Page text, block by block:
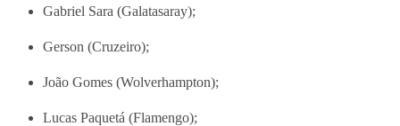
Gabriel Sara (Galatasaray);
Gerson (Cruzeiro);
João Gomes (Wolverhampton);
Lucas Paquetá (Flamengo);